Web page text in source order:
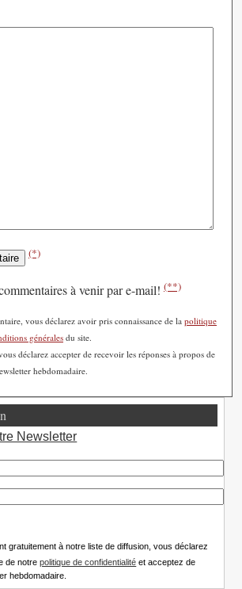
(*)
à venir par e-mail! (**)
vous déclarez avoir pris connaissance de la politique
généralesdu site.
déclarez accepter de recevoir les réponses à propos de
hebdomadaire.
gratuitement à notre liste de diffusion, vous déclarez
de notrepolitique de confidentialité et acceptez de
hebdomadaire.